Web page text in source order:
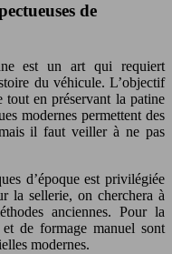
de
est un art qui requiert
du véhicule. L’objectif
tout en préservant la patine
modernes permettent des
il faut veiller à ne pas
d’époque est privilégiée
la sellerie, on cherchera à
anciennes. Pour la
et de formage manuel sont
modernes.